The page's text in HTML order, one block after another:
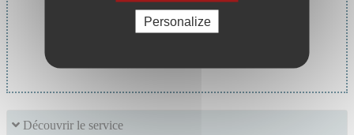
Découvrir le service
Personalize